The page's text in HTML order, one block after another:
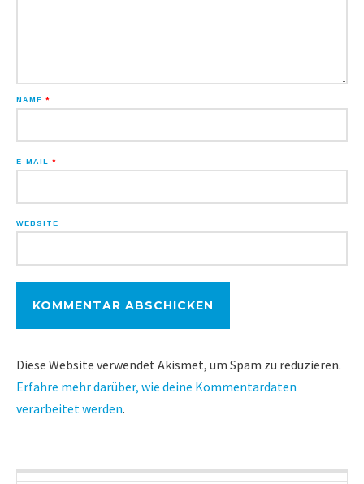
NAME *
E-MAIL *
WEBSITE
Diese Website verwendet Akismet, um Spam zu reduzieren.
Erfahre mehr darüber, wie deine Kommentardaten
verarbeitet werden.